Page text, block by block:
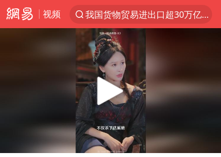
视频
我国货物贸易进出口超30万亿元
台风白海豚加强
国防部回应日本试射“战斧”导弹
“立秋的第一杯奶茶”又爆单了
A股三大股指收涨
Play